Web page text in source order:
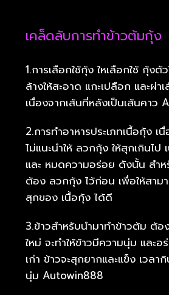
เคล็ดลับการทำข้าวต้มกุ้ง
1.การเลือกใช้กุ้ง ใหเลือกใช้ กุ้ง
ล้างให้สะอาด แกะเปลือก และผ่
เนื่องจากเส้นที่หลังเป็นเส้นคาว
2.การทำอาหารประเภทเนื้อกุ้ง เ
ไม่แนะนำให้ ลวกกุ้ง ให้สุกเกินไป
และ หมดความอร่อย ดังนั้น สำ
ต้อง ลวกกุ้ง ไว้ก่อน เพื่อให้สาม
สุกของ เนื้อกุ้ง ได้ดี
3.ข้าวสำหรับนำมาทำข้าวต้ม ต้อ
ใหม่ จะทำให้ข้าวมีความนุ่ม และอ
เก่า ข้าวจะสุกยากและแข็ง เวลา
นุ่ม Autowin888